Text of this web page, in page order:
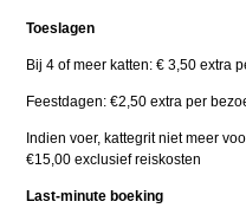
Toeslagen
Bij 4 of meer katten: € 3,50 extra
Feestdagen: €2,50 extra per
Indien voer, kattegrit niet meer
€15,00 exclusief reiskosten
Last-minute boeking